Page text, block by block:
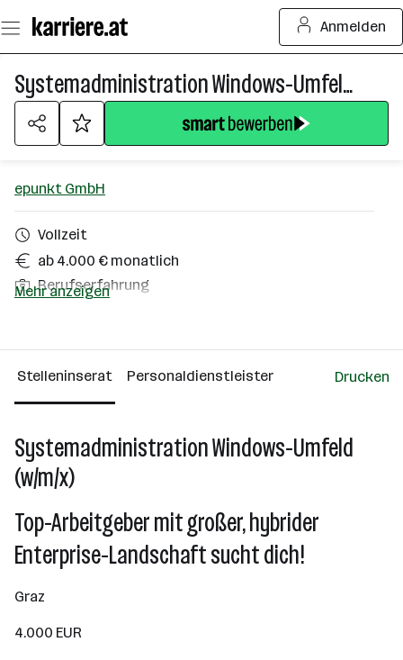
Seiteninhalt
springen
Anmelden
Systemadministration Windows-Umfeld (w/m/x)
epunkt GmbH
Vollzeit
ab 4.000 € monatlich
Berufserfahrung
Über das Unternehmen
Linz
Mehr anzeigen
Stelleninserat Personaldienstleister Drucken
Systemadministration Windows-Umfeld
(w/m/x)
Top-Arbeitgeber mit großer, hybrider
Enterprise-Landschaft sucht dich!
Graz
4.000 EUR